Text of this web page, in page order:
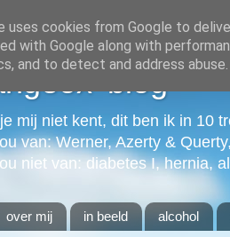
blog
mij niet kent, dit ben ik in 10
van: Werner, Azerty &
niet van: diabetes I, hernia,
over mij in beeld alcohol
uses cookies from Google to
with Google along with
and to detect and address abuse.